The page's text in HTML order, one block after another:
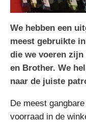
We hebben een
meest gebruikte
die we voeren zijn
en Brother. We
naar de juiste
De meest
voorraad in de